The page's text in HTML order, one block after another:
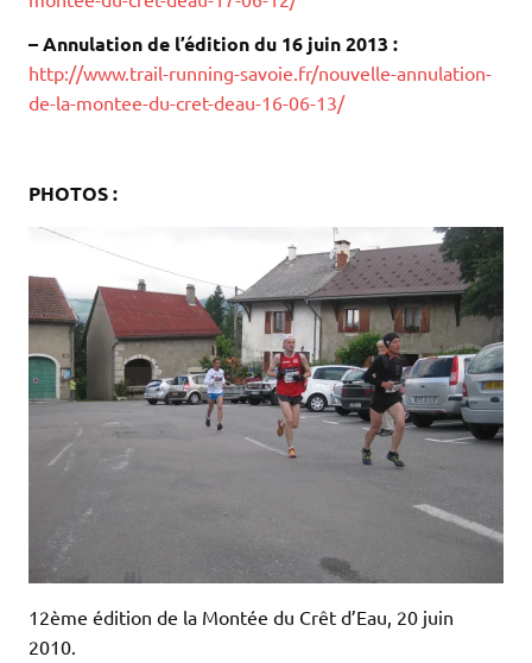
– Annulation de l’édition du 16 juin 2013 :
http://www.trail-running-savoie.fr/nouvelle-annulation-
de-la-montee-du-cret-deau-16-06-13/
PHOTOS :
12ème édition de la Montée du Crêt d’Eau, 20 juin
2010.